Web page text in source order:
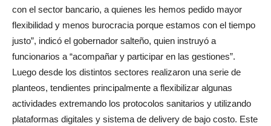
con el sector bancario, a quienes les hemos pedido mayor
flexibilidad y menos burocracia porque estamos con el tiempo
justo”, indicó el gobernador salteño, quien instruyó a
funcionarios a “acompañar y participar en las gestiones”.
Luego desde los distintos sectores realizaron una serie de
planteos, tendientes principalmente a flexibilizar algunas
actividades extremando los protocolos sanitarios y utilizando
plataformas digitales y sistema de delivery de bajo costo. Este